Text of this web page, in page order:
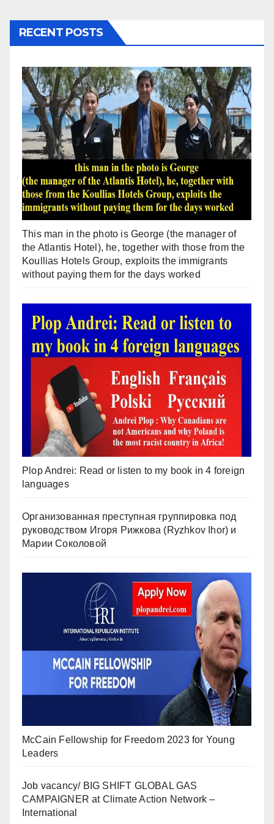
RECENT POSTS
This man in the photo is George (the manager of
the Atlantis Hotel), he, together with those from the
Koullias Hotels Group, exploits the immigrants
without paying them for the days worked
Plop Andrei: Read or listen to my book in 4 foreign
languages
Организованная преступная группировка под
руководством Игоря Рижкова (Ryzhkov Ihor) и
Марии Соколовой
McCain Fellowship for Freedom 2023 for Young
Leaders
Job vacancy/ BIG SHIFT GLOBAL GAS
CAMPAIGNER at Climate Action Network –
International